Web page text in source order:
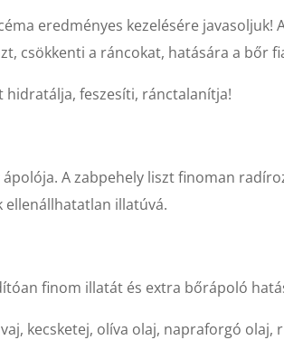
eredményes kezelésére
csökkenti a ráncokat, hatására a bőr
feszesíti, ránctalanítja!
A zabpehely liszt finoman
ellenállhatatlan illatúvá.
finom illatát és extra bőrápoló
kecsketej, olíva olaj, napraforgó